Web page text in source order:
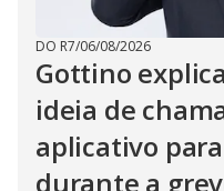
DO R7/06/08/2026
Gottino
ideia de
aplicativo
durante a